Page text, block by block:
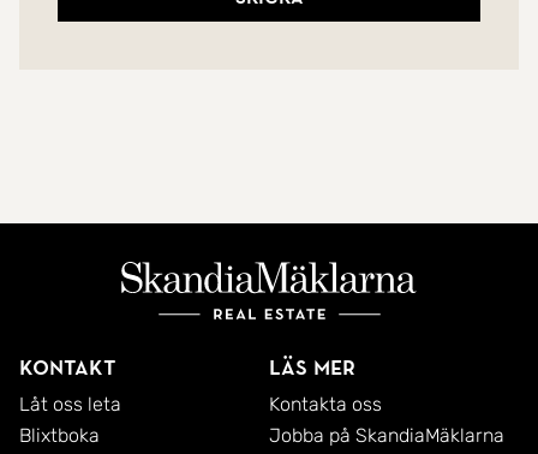
Kontakt
Låt oss leta
Blixtboka
Läs mer
Kontakta oss
Jobba på SkandiaMäklarna